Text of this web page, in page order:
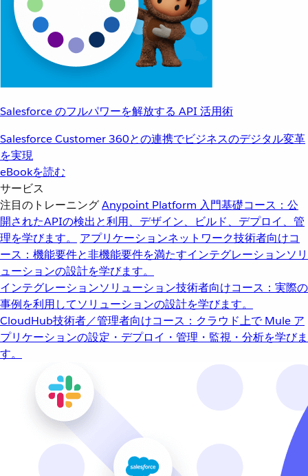
Salesforce のフルパワーを解放する API 活用術
Salesforce Customer 360との連携でビジネスのデジタル変革
を実現
eBookを読む
サービス
注目のトレーニングAnypoint Platform 入門基礎コース：公
開されたAPIの検出と利用、デザイン、ビルド、デプロイ、管
理を学びます。
アプリケーションネットワーク技術者向けコ
ース：機能要件と非機能要件を満たすインテグレーションソリ
ューションの設計を学びます。
インテグレーションソリューション技術者向けコース：実際の
事例を利用してソリューションの設計を学びます。
CloudHub技術者／管理者向けコース：クラウド上で Mule ア
プリケーションの設定・デプロイ・管理・監視・分析を学びま
す。